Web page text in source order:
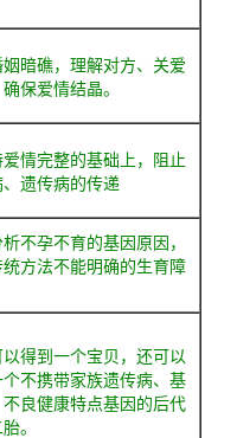
暗礁，理解对方、关爱
保爱情结晶。
情完整的基础上，阻止
遗传病的传递
不孕不育的基因原因，
方法不能明确的生育障
得到一个宝贝，还可以
不携带家族遗传病、基
不良健康特点基因的后代
。